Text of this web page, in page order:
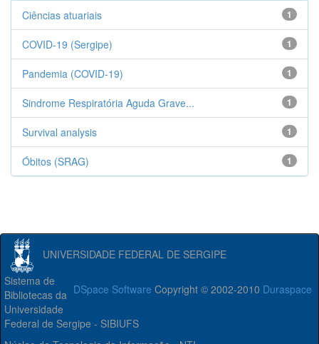
1
Ciências atuariais
1
COVID-19 (Sergipe)
1
Pandemia (COVID-19)
1
Sindrome Respiratória Aguda Grave...
1
Survival analysis
1
Óbitos (SRAG)
UNIVERSIDADE FEDERAL DE SERGIPE
DSpace Software Copyright © 2002-2010 Duraspace
Sistema de
Bibliotecas da
Universidade
Federal de Sergipe - SIBIUFS